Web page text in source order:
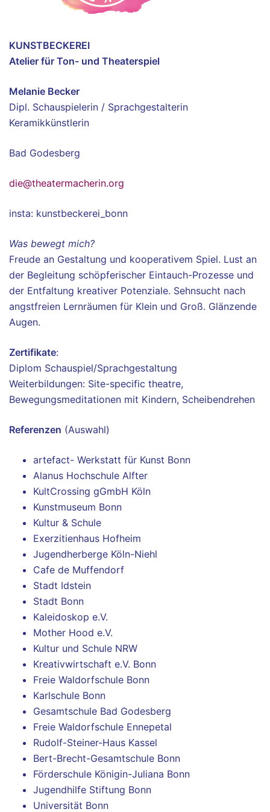
KUNSTBECKEREI
Atelier für Ton- und Theaterspiel
Melanie Becker
Dipl. Schauspielerin / Sprachgestalterin
Keramikkünstlerin
Bad Godesberg
die@theatermacherin.org
insta: kunstbeckerei_bonn
Was bewegt mich?
Freude an Gestaltung und kooperativem Spiel. Lust an
der Begleitung schöpferischer Eintauch-Prozesse und
der Entfaltung kreativer Potenziale. Sehnsucht nach
angstfreien Lernräumen für Klein und Groß. Glänzende
Augen.
Zertifikate:
Diplom Schauspiel/Sprachgestaltung
Weiterbildungen: Site-specific theatre,
Bewegungsmeditationen mit Kindern, Scheibendrehen
Referenzen (Auswahl)
artefact- Werkstatt für Kunst Bonn
Alanus Hochschule Alfter
KultCrossing gGmbH Köln
Kunstmuseum Bonn
Kultur & Schule
Exerzitienhaus Hofheim
Jugendherberge Köln-Niehl
Cafe de Muffendorf
Stadt Idstein
Stadt Bonn
Kaleidoskop e.V.
Mother Hood e.V.
Kultur und Schule NRW
Kreativwirtschaft e.V. Bonn
Freie Waldorfschule Bonn
Karlschule Bonn
Gesamtschule Bad Godesberg
Freie Waldorfschule Ennepetal
Rudolf-Steiner-Haus Kassel
Bert-Brecht-Gesamtschule Bonn
Förderschule Königin-Juliana Bonn
Jugendhilfe Stiftung Bonn
Universität Bonn